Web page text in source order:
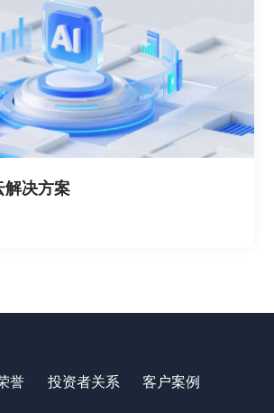
解决方案
誉 投资者关系 客户案例